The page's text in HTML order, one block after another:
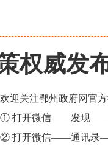
权威发
欢迎关注鄂州政府网官
① 打开微信——发现——
② 打开微信——通讯录